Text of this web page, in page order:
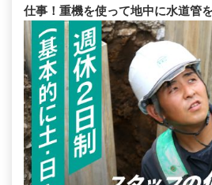
仕事！重機を使って地中に水道管